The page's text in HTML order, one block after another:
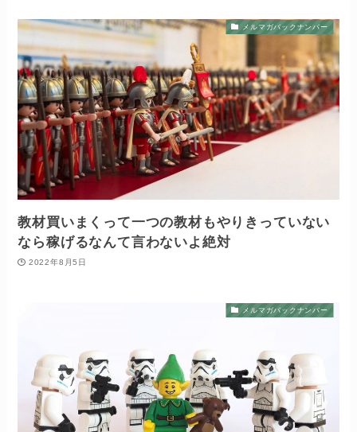
メルマガバックナンバー
教材買いまくって一つの教材もやりきっていない
なら稼げるなんて言わないよ絶対
2022年8月5日
メルマガバックナンバー